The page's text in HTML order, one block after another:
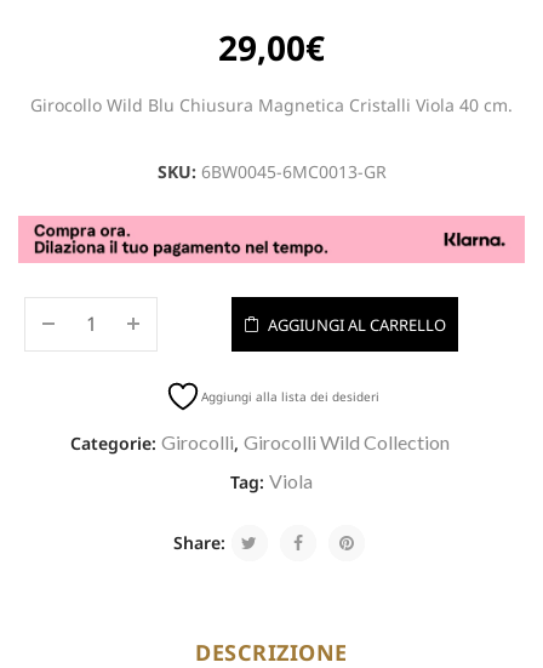
29,00€
Girocollo Wild Blu Chiusura Magnetica Cristalli Viola 40 cm.
SKU: 6BW0045-6MC0013-GR
AGGIUNGI AL CARRELLO
Aggiungi alla lista dei desideri
Categorie: Girocolli, Girocolli Wild Collection
Tag: Viola
Share:
DESCRIZIONE